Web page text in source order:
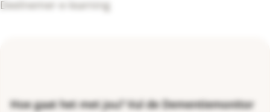
Deelnemer e-learning
Hoe gaat het met jou? Vul de Dementiemonitor